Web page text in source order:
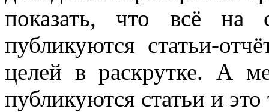
показать, что всё на
публикуются статьи-
целей в раскрутке. А
публикуются статьи и